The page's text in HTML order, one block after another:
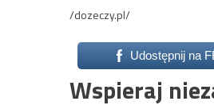
/dozeczy.pl/
Udostępnij na
Wspieraj